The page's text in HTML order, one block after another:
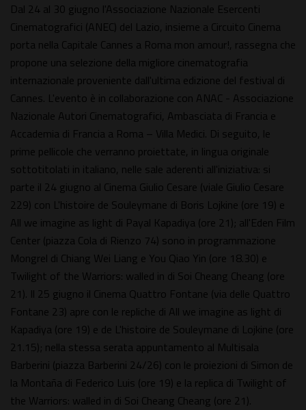
Dal 24 al 30 giugno l'Associazione Nazionale Esercenti
Cinematografici (ANEC) del Lazio, insieme a Circuito Cinema
porta nella Capitale Cannes a Roma mon amour!, rassegna che
propone una selezione della migliore cinematografia
internazionale proveniente dall'ultima edizione del festival di
Cannes. L'evento è in collaborazione con ANAC - Associazione
Nazionale Autori Cinematografici, Ambasciata di Francia e
Accademia di Francia a Roma – Villa Medici. Di seguito, le
prime pellicole che verranno proiettate, in lingua originale
sottotitolati in italiano, nelle sale aderenti all'iniziativa: si
parte il 24 giugno al Cinema Giulio Cesare (viale Giulio Cesare
229) con L'histoire de Souleymane di Boris Lojkine (ore 19) e
All we imagine as light di Payal Kapadiya (ore 21); all'Eden Film
Center (piazza Cola di Rienzo 74) sono in programmazione
Mongrel di Chiang Wei Liang e You Qiao Yin (ore 18.30) e
Twilight of the Warriors: walled in di Soi Cheang Cheang (ore
21). Il 25 giugno il Cinema Quattro Fontane (via delle Quattro
Fontane 23) apre con le repliche di All we imagine as light di
Kapadiya (ore 19) e de L'histoire de Souleymane di Lojkine (ore
21.15); nella stessa serata appuntamento al Multisala
Barberini (piazza Barberini 24/26) con le proiezioni di Simon de
la Montaña di Federico Luis (ore 19) e la replica di Twilight of
the Warriors: walled in di Soi Cheang Cheang (ore 21).